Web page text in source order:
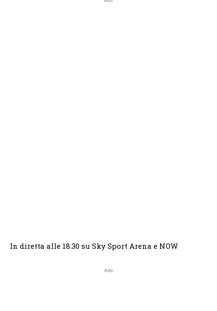
In diretta alle 18.30 su Sky Sport Arena e NOW
Ads